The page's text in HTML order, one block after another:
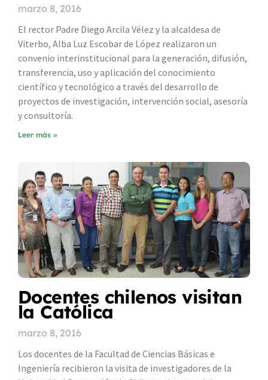
marzo 8, 2016
El rector Padre Diego Arcila Vélez y la alcaldesa de
Viterbo, Alba Luz Escobar de López realizaron un
convenio interinstitucional para la generación, difusión,
transferencia, uso y aplicación del conocimiento
científico y tecnológico a través del desarrollo de
proyectos de investigación, intervención social, asesoría
y consultoría.
Leer más »
Docentes chilenos visitan
la Católica
marzo 8, 2016
Los docentes de la Facultad de Ciencias Básicas e
Ingeniería recibieron la visita de investigadores de la